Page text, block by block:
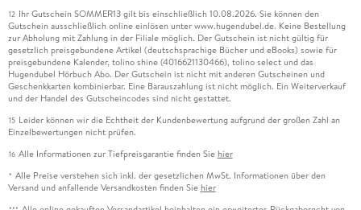
12 Ihr Gutschein SOMMER13 gilt bis einschließlich 10.08.2026. Sie können den
Gutschein ausschließlich online einlösen unter www.hugendubel.de. Keine Bestellung
zur Abholung mit Zahlung in der Filiale möglich. Der Gutschein ist nicht gültig für
gesetzlich preisgebundene Artikel (deutschsprachige Bücher und eBooks) sowie für
preisgebundene Kalender, tolino shine (4016621130466), tolino select und das
Hugendubel Hörbuch Abo. Der Gutschein ist nicht mit anderen Gutscheinen und
Geschenkkarten kombinierbar. Eine Barauszahlung ist nicht möglich. Ein Weiterverkauf
und der Handel des Gutscheincodes sind nicht gestattet.
15 Leider können wir die Echtheit der Kundenbewertung aufgrund der großen Zahl an
Einzelbewertungen nicht prüfen.
16 Alle Informationen zur Tiefpreisgarantie finden Sie hier
* Alle Preise verstehen sich inkl. der gesetzlichen MwSt. Informationen über den
Versand und anfallende Versandkosten finden Sie hier